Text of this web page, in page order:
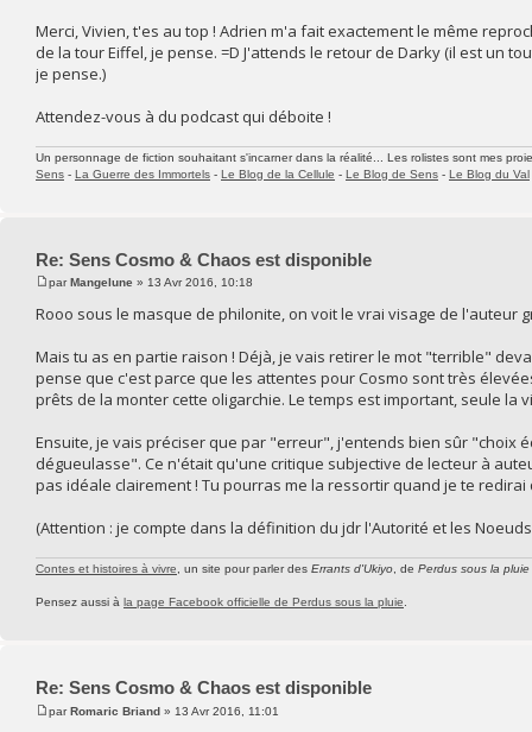
Merci, Vivien, t'es au top ! Adrien m'a fait exactement le même
de la tour Eiffel, je pense. =D J'attends le retour de Darky (il est un
je pense.)
Attendez-vous à du podcast qui déboite !
Un personnage de fiction souhaitant s'incarner dans la réalité... Les rolistes sont mes
Sens - La Guerre des Immortels - Le Blog de la Cellule - Le Blog de Sens - Le Blog du Val
Re: Sens Cosmo & Chaos est disponible
parMangelune » 13 Avr 2016, 10:18
Rooo sous le masque de philonite, on voit le vrai visage de l'auteur
Mais tu as en partie raison ! Déjà, je vais retirer le mot "terrible"
pense que c'est parce que les attentes pour Cosmo sont très
prêts de la monter cette oligarchie. Le temps est important, seule la
Ensuite, je vais préciser que par "erreur", j'entends bien sûr "choix
dégueulasse". Ce n'était qu'une critique subjective de lecteur à
pas idéale clairement ! Tu pourras me la ressortir quand je te
(Attention : je compte dans la définition du jdr l'Autorité et les
Contes et histoires à vivre, un site pour parler des Errants d'Ukiyo, de Perdus sous la pluie
Pensez aussi à la page Facebook officielle de Perdus sous la pluie.
Re: Sens Cosmo & Chaos est disponible
parRomaric Briand » 13 Avr 2016, 11:01